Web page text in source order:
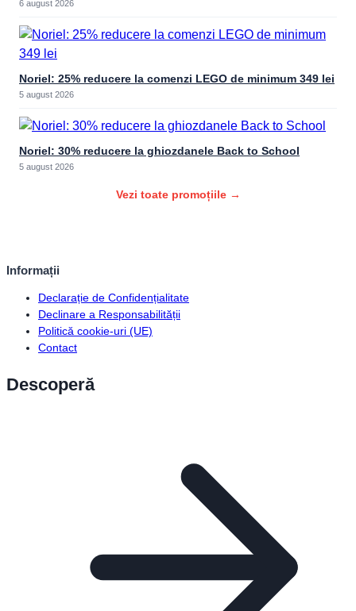
6 august 2026
Noriel: 25% reducere la comenzi LEGO de minimum 349 lei
5 august 2026
Noriel: 30% reducere la ghiozdanele Back to School
5 august 2026
Vezi toate promoțiile →
Informații
Declarație de Confidențialitate
Declinare a Responsabilității
Politică cookie-uri (UE)
Contact
Descoperă